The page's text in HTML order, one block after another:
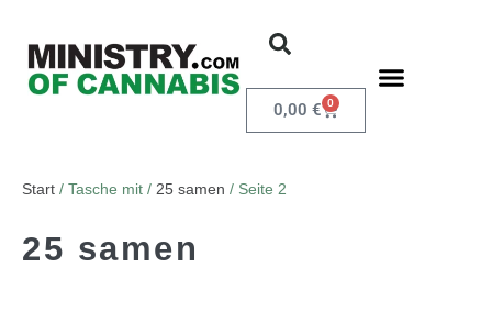
0,00 € 0
Start / Tasche mit / 25 samen / Seite 2
25 samen